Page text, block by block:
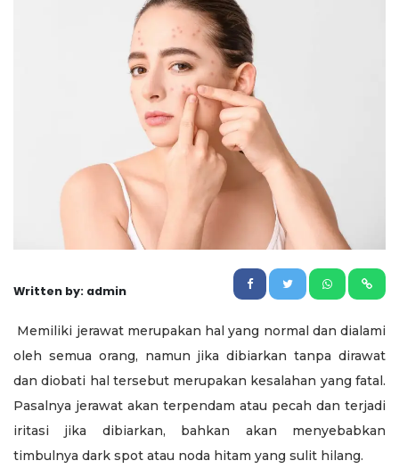
Written by: admin
Memiliki jerawat merupakan hal yang normal dan dialami
oleh semua orang, namun jika dibiarkan tanpa dirawat
dan diobati hal tersebut merupakan kesalahan yang fatal.
Pasalnya jerawat akan terpendam atau pecah dan terjadi
iritasi jika dibiarkan, bahkan akan menyebabkan
timbulnya dark spot atau noda hitam yang sulit hilang.